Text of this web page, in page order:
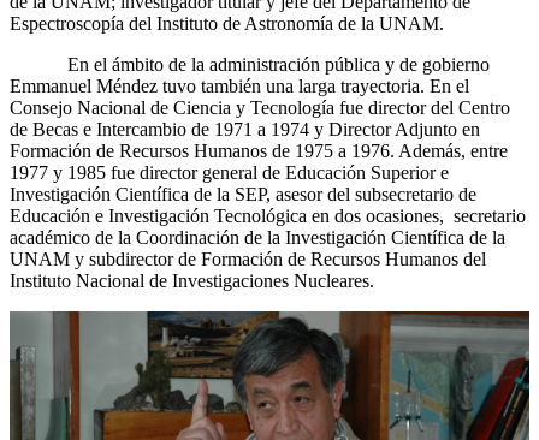
Espectroscopía del Instituto de Astronomía de la UNAM.
En el ámbito de la administración pública y de gobierno
Emmanuel Méndez tuvo también una larga trayectoria. En el
Consejo Nacional de Ciencia y Tecnología fue director del Centro
de Becas e Intercambio de 1971 a 1974 y Director Adjunto en
Formación de Recursos Humanos de 1975 a 1976. Además, entre
1977 y 1985 fue director general de Educación Superior e
Investigación Científica de la SEP, asesor del subsecretario de
Educación e Investigación Tecnológica en dos ocasiones, secretario
académico de la Coordinación de la Investigación Científica de la
UNAM y subdirector de Formación de Recursos Humanos del
Instituto Nacional de Investigaciones Nucleares.